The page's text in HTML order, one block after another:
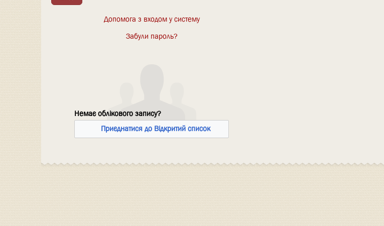
Допомога з входом у систему
Забули пароль?
Немає облікового запису?
Приєднатися до Відкритий список